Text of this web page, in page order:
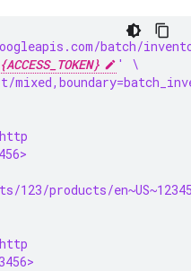
batch/
{ACCESS_TOKEN}
' \
123/products/